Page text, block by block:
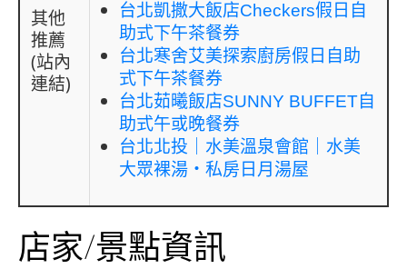
其他
推薦
(站內
連結)
台北凱撒大飯店Checkers假日自
助式下午茶餐券
台北寒舍艾美探索廚房假日自助
式下午茶餐券
台北茹曦飯店SUNNY BUFFET自
助式午或晚餐券
台北北投｜水美溫泉會館｜水美
大眾裸湯・私房日月湯屋
店家/景點資訊